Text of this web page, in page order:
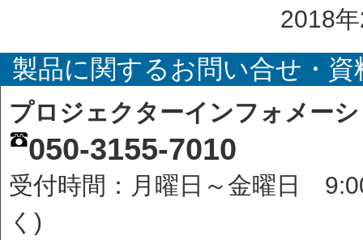
2018
製品に関するお問い合せ・資
プロジェクターインフォメー
050-3155-7010
受付時間：月曜日～金曜日
く)